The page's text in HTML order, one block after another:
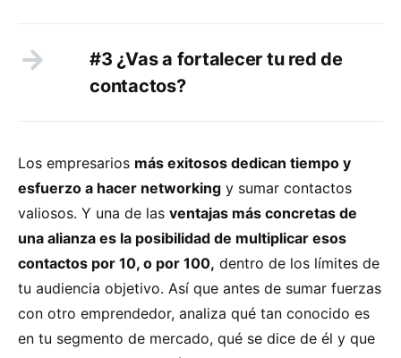
#3 ¿Vas a fortalecer tu red de
contactos?
Los empresarios más exitosos dedican tiempo y
esfuerzo a hacer networking y sumar contactos
valiosos. Y una de las ventajas más concretas de
una alianza es la posibilidad de multiplicar esos
contactos por 10, o por 100, dentro de los límites de
tu audiencia objetivo. Así que antes de sumar fuerzas
con otro emprendedor, analiza qué tan conocido es
en tu segmento de mercado, qué se dice de él y que